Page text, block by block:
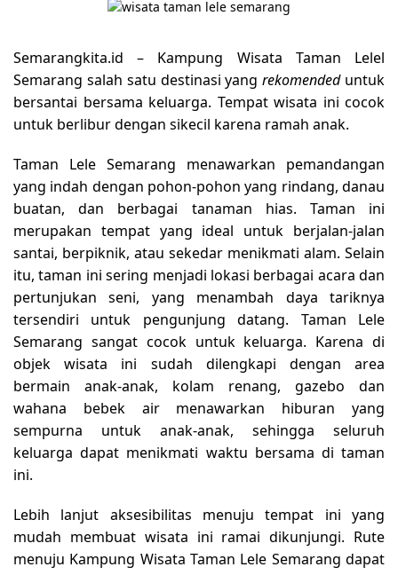
Semarangkita.id – Kampung Wisata Taman Lelel
Semarang salah satu destinasi yang rekomendeduntuk
bersantai bersama keluarga. Tempat wisata ini cocok
untuk berlibur dengan sikecil karena ramah anak.
Taman Lele Semarang menawarkan pemandangan
yang indah dengan pohon-pohon yang rindang, danau
buatan, dan berbagai tanaman hias. Taman ini
merupakan tempat yang ideal untuk berjalan-jalan
santai, berpiknik, atau sekedar menikmati alam. Selain
itu, taman ini sering menjadi lokasi berbagai acara dan
pertunjukan seni, yang menambah daya tariknya
tersendiri untuk pengunjung datang. Taman Lele
Semarang sangat cocok untuk keluarga. Karena di
objek wisata ini sudah dilengkapi dengan area
bermain anak-anak, kolam renang, gazebo dan
wahana bebek air menawarkan hiburan yang
sempurna untuk anak-anak, sehingga seluruh
keluarga dapat menikmati waktu bersama di taman
ini.
Lebih lanjut aksesibilitas menuju tempat ini yang
mudah membuat wisata ini ramai dikunjungi. Rute
menuju Kampung Wisata Taman Lele Semarang dapat